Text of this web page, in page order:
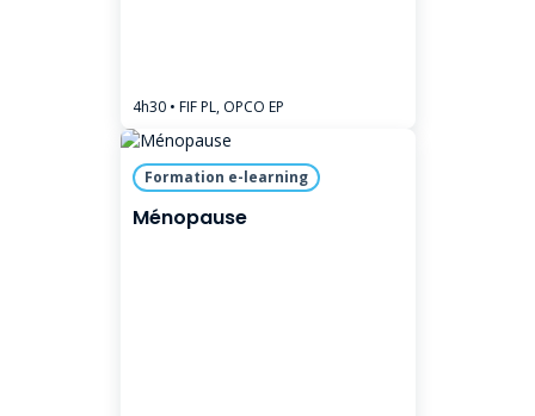
4h30• FIF PL, OPCO EP
Formation e-learning
Ménopause